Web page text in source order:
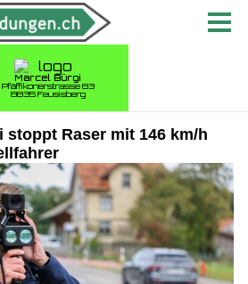
stoppt Raser mit 146 km/h